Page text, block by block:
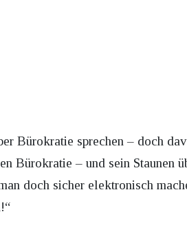
Bürokratie sprechen – doch
Bürokratie – und sein Staunen
doch sicher elektronisch